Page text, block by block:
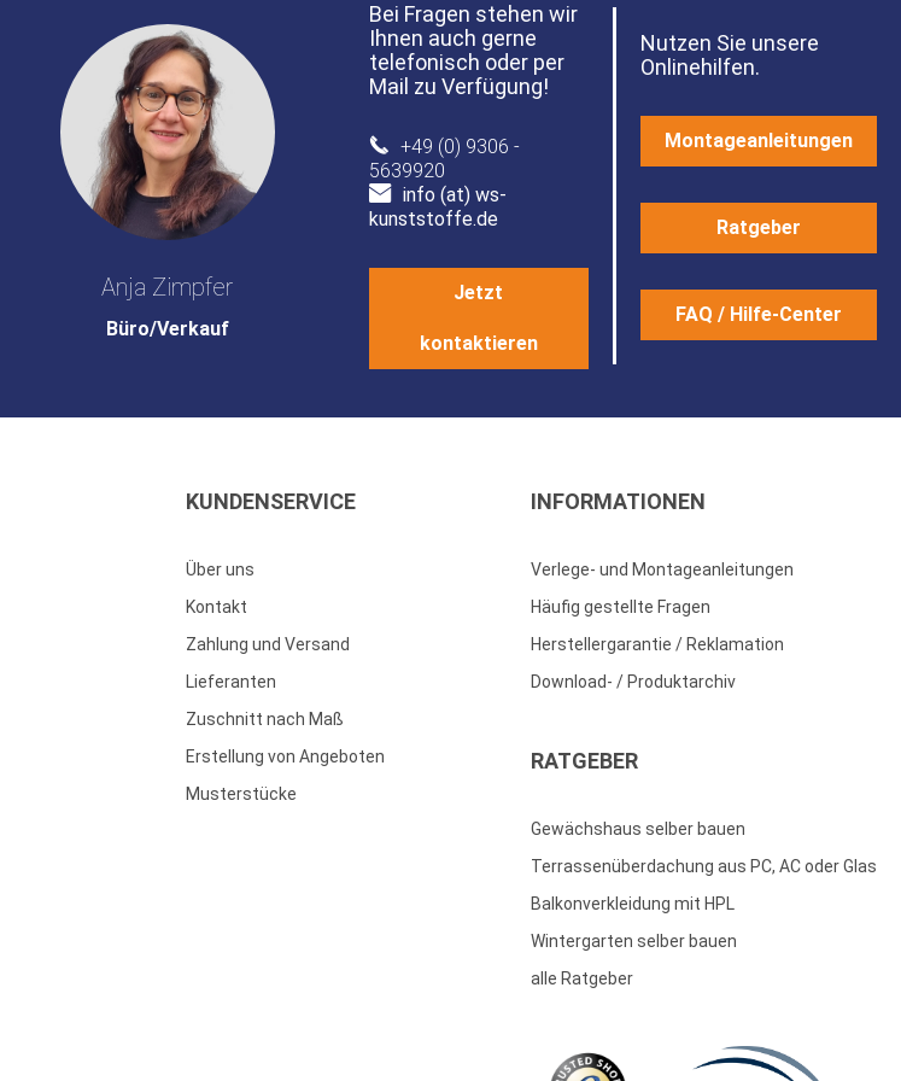
Anja Zimpfer
Büro/Verkauf
Bei Fragen stehen wir
Ihnen auch gerne
telefonisch oder per
Mail zu Verfügung!
+49 (0) 9306 -
5639920
info (at) ws-
kunststoffe.de
Jetzt
kontaktieren
Nutzen Sie unsere
Onlinehilfen.
Montageanleitungen
Ratgeber
FAQ / Hilfe-Center
KUNDENSERVICE
Über uns
Kontakt
Zahlung und Versand
Lieferanten
Zuschnitt nach Maß
Erstellung von Angeboten
Musterstücke
INFORMATIONEN
Verlege- und Montageanleitungen
Häufig gestellte Fragen
Herstellergarantie / Reklamation
Download- / Produktarchiv
RATGEBER
Gewächshaus selber bauen
Terrassenüberdachung aus PC, AC oder Glas
Balkonverkleidung mit HPL
Wintergarten selber bauen
alle Ratgeber